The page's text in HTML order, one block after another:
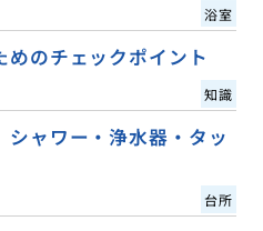
浴室
のチェックポイント
知識
ャワー・浄水器・タッ
台所